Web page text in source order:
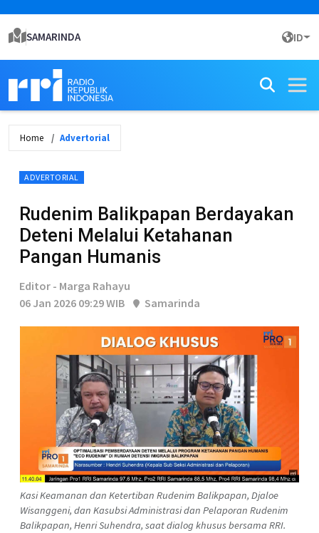
SAMARINDA ID
Home Advertorial
ADVERTORIAL
Rudenim Balikpapan Berdayakan
Deteni Melalui Ketahanan
Pangan Humanis
Editor - Marga Rahayu
06 Jan 2026 09:29 WIB
Samarinda
Kasi Keamanan dan Ketertiban Rudenim Balikpapan, Djaloe
Wisanggeni, dan Kasubsi Administrasi dan Pelaporan Rudenim
Balikpapan, Henri Suhendra, saat dialog khusus bersama RRI.